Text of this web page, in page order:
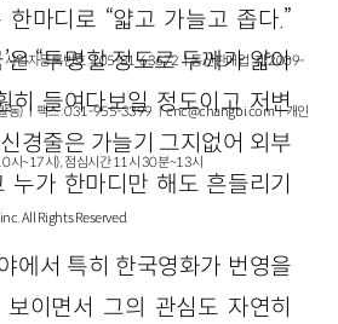
한마디로 “얇고 가늘고 좁다.”
은 “투명할 정도로 두께가 얇아
히 들여다보일 정도이고 저변
경줄은 가늘기 그지없어 외부
누가 한마디만 해도 흔들리기
에서 특히 한국영화가 번영을
이면서 그의 관심도 자연히
사업자등록번호 : 105-81-63672ㅣ통신판매업 : 제 2009-
동)ㅣ팩스 : 031-955-3399 ㅣcnc@changbi.comㅣ개인
~17시), 점심시간 11시 30분~13시
All Rights Reserved.